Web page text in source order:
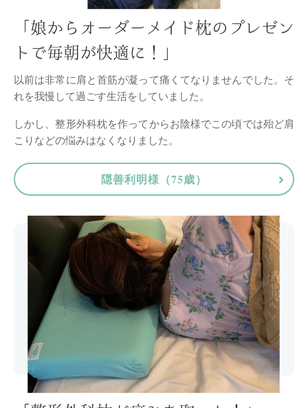
「娘からオーダーメイド枕のプレゼン
トで毎朝が快適に！」
以前は非常に肩と首筋が凝って痛くてなりませんでした。 そ
れを我慢して過ごす生活をしていました。
しかし、整形外科枕を作ってからお陰様でこの頃では殆ど肩
こりなどの悩みはなくなりました。
隠善利明様（75歳）